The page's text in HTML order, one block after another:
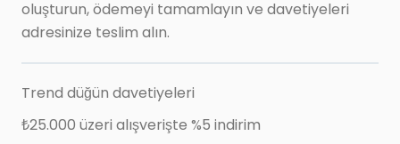
oluşturun, ödemeyi tamamlayın ve davetiyeleri
adresinize teslim alın.
Trend düğün davetiyeleri
₺25.000 üzeri alışverişte %5 indirim